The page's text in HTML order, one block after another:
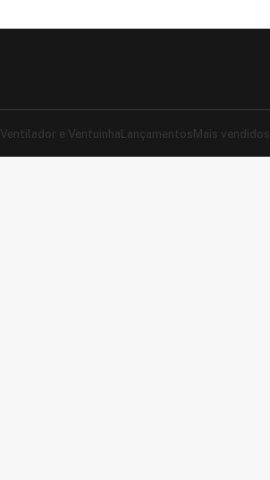
Ventilador e VentuinhaLançamentosMais vendidos